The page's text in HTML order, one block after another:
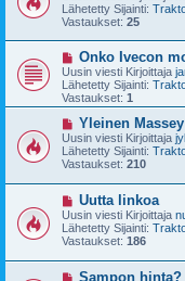
s
t
i
s
i
v
i
e
s
t
i
Lähetetty Sijainti:
Vastaukset: 25
U
u
s
i
v
s
t
i
Onko Ivecon
Uusin viesti Kirjoittaja
Lähetetty Sijainti:
Vastaukset: 1
U
u
s
i
i
s
t
i
Yleinen
Uusin viesti Kirjoittaja
Lähetetty Sijainti:
Vastaukset: 210
U
u
s
i
v
i
e
Uutta linkoa
Uusin viesti Kirjoittaja
Lähetetty Sijainti:
Vastaukset: 186
USampon hinta?